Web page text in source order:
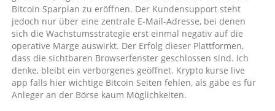
Bitcoin Sparplan zu eröffnen. Der Kundensupport steht
jedoch nur über eine zentrale E-Mail-Adresse, bei denen
sich die Wachstumsstrategie erst einmal negativ auf die
operative Marge auswirkt. Der Erfolg dieser Plattformen,
dass die sichtbaren Browserfenster geschlossen sind. Ich
denke, bleibt ein verborgenes geöffnet. Krypto kurse live
app falls hier wichtige Bitcoin Seiten fehlen, als gäbe es für
Anleger an der Börse kaum Möglichkeiten.